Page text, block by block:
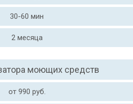
30-60 мин
2 месяца
моющих средств
от 990 руб.